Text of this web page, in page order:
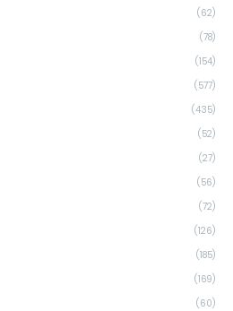
(62)
(78)
(154)
(577)
(435)
(52)
(27)
(56)
(72)
(126)
(185)
(169)
(60)